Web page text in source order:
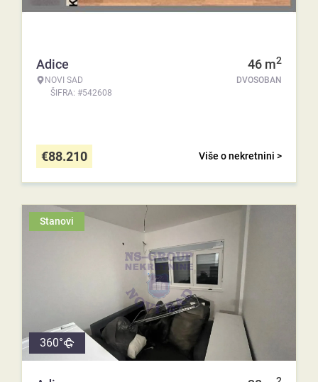
Adice
NOVI SAD
ŠIFRA: #542608
46 m2
DVOSOBAN
Više o nekretnini >
€88.210
Stanovi
360°